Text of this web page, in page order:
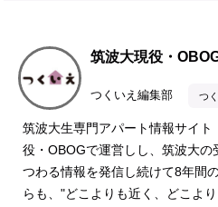
筑波大現役・
つくいえ編集部 つ
筑波大生専門アパート情報サイ
役・OBOGで運営しし、筑波大の
つわる情報を発信し続けて8年間
らも、"どこよりも近く、どこよ